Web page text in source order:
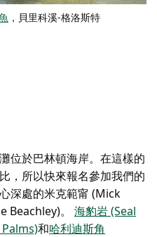
，貝里科溪-格洛斯特
位於巴林頓海岸。在這樣的
，所以快來報名參加我們的
深處的米克範甯 (Mick
Beachley)。 海豹岩 (Seal
和哈利迪斯角